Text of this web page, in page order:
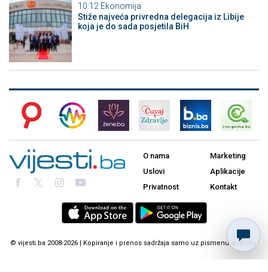
10:12 Ekonomija
Stiže najveća privredna delegacija iz Libije
koja je do sada posjetila BiH
O nama
Uslovi
Privatnost
Marketing
Aplikacije
Kontakt
© vijesti.ba 2008-2026 | Kopiranje i prenos sadržaja samo uz pismenu dozvolu.